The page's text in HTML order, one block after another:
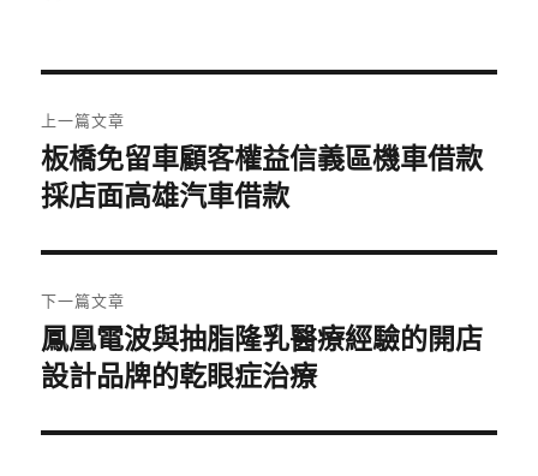
章
導
覽
上一篇文章
上
一
文
章:
板橋免留車顧客權益信義區機車借款
採店面高雄汽車借款
下一篇文章
下
一
文
鳳凰電波與抽脂隆乳醫療經驗的開店
設計品牌的乾眼症治療